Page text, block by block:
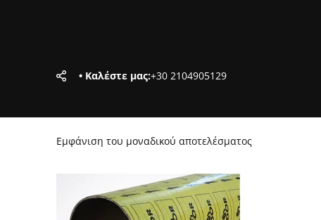
• Καλέστε μας:+30 2104905129
Εμφάνιση του μοναδικού αποτελέσματος